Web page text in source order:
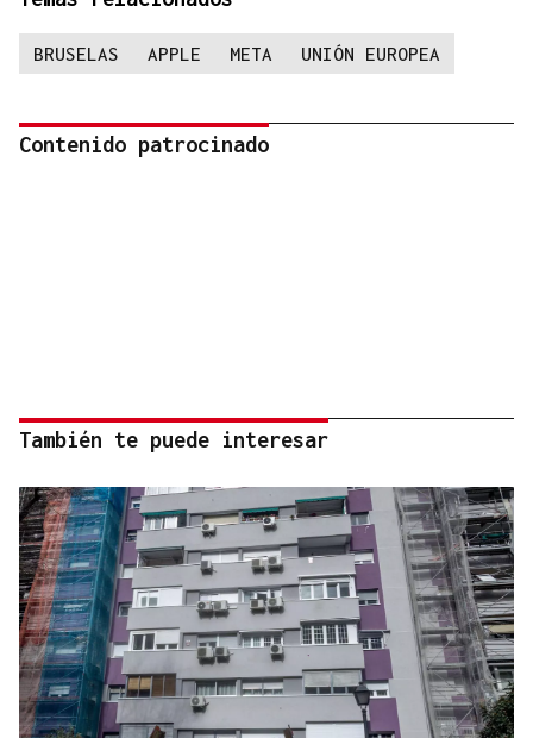
BRUSELAS APPLE META UNIÓN EUROPEA
Contenido patrocinado
También te puede interesar